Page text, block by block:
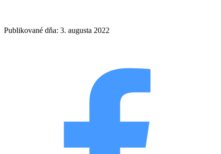
Publikované dňa: 3. augusta 2022